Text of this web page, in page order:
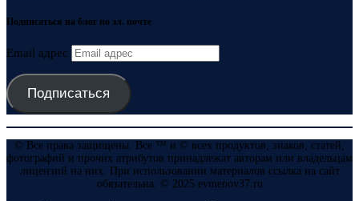
Подписаться на блог по эл. почте
Email адрес
Подписаться
© Все права защищены. Все ™ и © всех продуктов, знаков, статей,
фотографий и прочих атрибутов принадлежат авторам или владельцам
лицензий на них. При использовании материалов ссылка на сайт
обязательна. © 2025 evmenov37.ru